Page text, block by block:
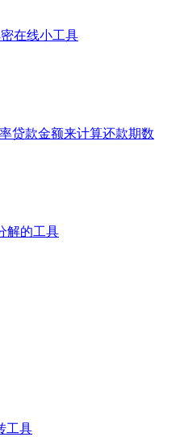
在线小工具
贷款金额来计算还款期数
解的工具
工具